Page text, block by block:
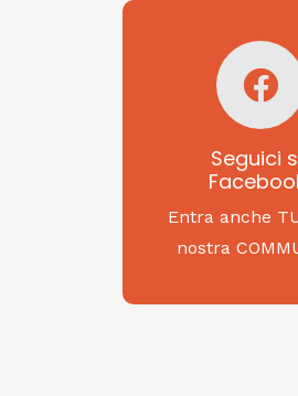
Seguici
Entra anche
nostra
Seguici
SAGRITALY
Feste, cibi e
da Nord a